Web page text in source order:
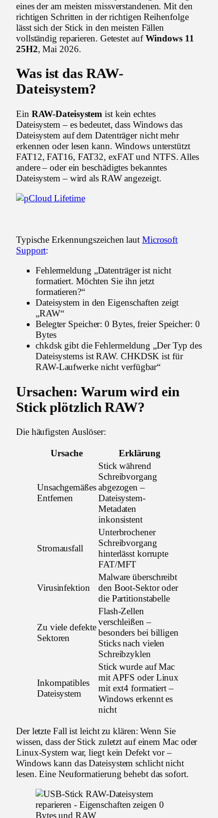
eines der am meisten missverstandenen. Mit den
richtigen Schritten in der richtigen Reihenfolge
lässt sich der Stick in den meisten Fällen
vollständig reparieren. Getestet aufWindows 11
25H2, Mai 2026.
Was ist das RAW-
Dateisystem?
Ein RAW-Dateisystem ist kein echtes
Dateisystem – es bedeutet, dass Windows das
Dateisystem auf dem Datenträger nicht mehr
erkennen oder lesen kann. Windows unterstützt
FAT12, FAT16, FAT32, exFAT und NTFS. Alles
andere – oder ein beschädigtes bekanntes
Dateisystem – wird als RAW angezeigt.
Typische Erkennungszeichen laut Microsoft
Support:
Fehlermeldung „Datenträger ist nicht
formatiert. Möchten Sie ihn jetzt
formatieren?“
Dateisystem in den Eigenschaften zeigt
„RAW“
Belegter Speicher: 0 Bytes, freier Speicher: 0
Bytes
chkdsk gibt die Fehlermeldung „Der Typ des
Dateisystems ist RAW. CHKDSK ist für
RAW-Laufwerke nicht verfügbar“
Ursachen: Warum wird ein
Stick plötzlich RAW?
Die häufigsten Auslöser:
Ursache Erklärung
Unsachgemäßes
Entfernen
Stick während
Schreibvorgang
abgezogen –
Dateisystem-
Metadaten
inkonsistent
Stromausfall
Unterbrochener
Schreibvorgang
hinterlässt korrupte
FAT/MFT
Virusinfektion
Malware überschreibt
den Boot-Sektor oder
die Partitionstabelle
Zu viele defekte
Sektoren
Flash-Zellen
verschleißen –
besonders bei billigen
Sticks nach vielen
Schreibzyklen
Inkompatibles
Dateisystem
Stick wurde auf Mac
mit APFS oder Linux
mit ext4 formatiert –
Windows erkennt es
nicht
Der letzte Fall ist leicht zu klären: Wenn Sie
wissen, dass der Stick zuletzt auf einem Mac oder
Linux-System war, liegt kein Defekt vor –
Windows kann das Dateisystem schlicht nicht
lesen. Eine Neuformatierung behebt das sofort.